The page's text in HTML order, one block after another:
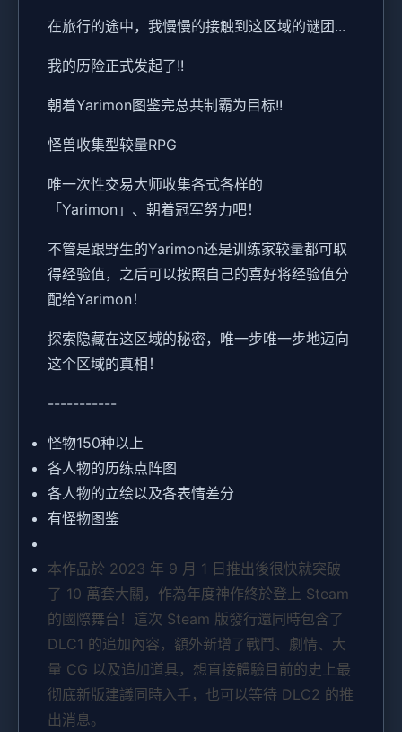
在旅行的途中，我慢慢的接触到这区域的谜团...
我的历险正式发起了!!
朝着Yarimon图鉴完总共制霸为目标!!
怪兽收集型较量RPG
唯一次性交易大师收集各式各样的
「Yarimon」、朝着冠军努力吧！
不管是跟野生的Yarimon还是训练家较量都可取
得经验值，之后可以按照自己的喜好将经验值分
配给Yarimon！
探索隐藏在这区域的秘密，唯一步唯一步地迈向
这个区域的真相！
-----------
怪物150种以上
各人物的历练点阵图
各人物的立绘以及各表情差分
有怪物图鉴
本作品於 2023 年 9 月 1 日推出後很快就突破
了 10 萬套大關，作為年度神作終於登上 Steam
的國際舞台！這次 Steam 版發行還同時包含了
DLC1 的追加內容，額外新增了戰鬥、劇情、大
量 CG 以及追加道具，想直接體驗目前的史上最
彻底新版建議同時入手，也可以等待 DLC2 的推
出消息。